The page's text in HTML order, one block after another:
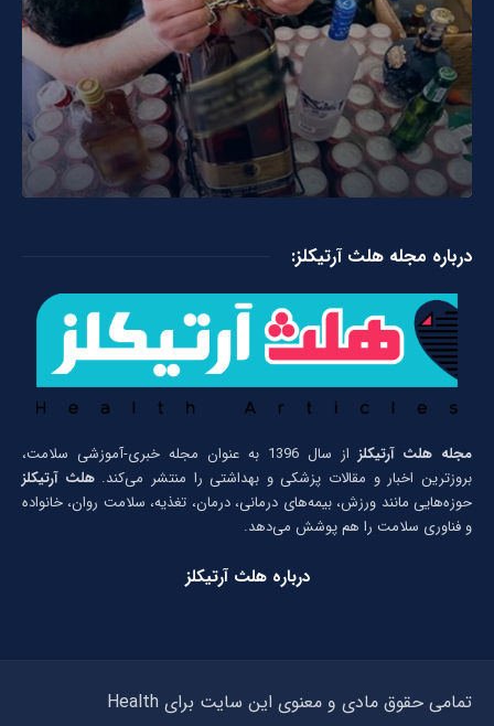
درباره مجله هلث آرتیکلز:
مجله هلث آرتیکلز
از سال 1396 به عنوان مجله خبری-آموزشی سلامت،
بروزترین اخبار و مقالات پزشکی و بهداشتی را منتشر می‌کند.هلث آرتیکلز
حوزه‌هایی مانند ورزش، بیمه‌های درمانی، درمان، تغذیه، سلامت روان، خانواده
و فناوری سلامت را هم پوشش می‌دهد.
درباره هلث آرتیکلز
تمامی حقوق مادی و معنوی این سایت برای Health